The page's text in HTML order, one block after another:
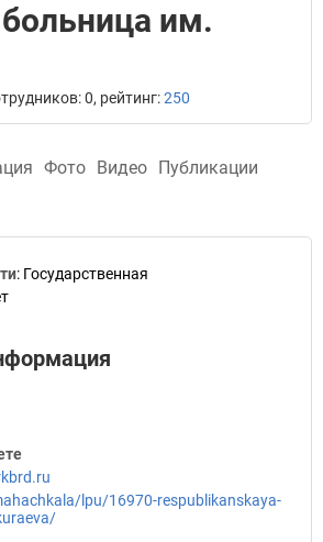
им.
0, рейтинг:250
Фото Видео Публикации
: Государственная
lpu/16970-respublikanskaya-